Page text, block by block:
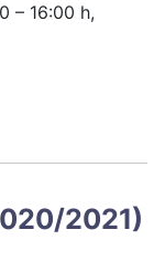
– 16:00 h,
2021)